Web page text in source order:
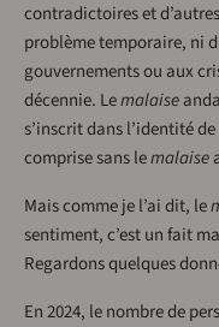
contradictoires et
problème temporaire, ni
gouvernements ou aux
décennie. Lemalaise
s’inscrit dans l’identité
comprise sans lemalaise
Mais comme je l’ai dit, le
sentiment, c’est un fait
Regardons quelques
En 2024, le nombre de